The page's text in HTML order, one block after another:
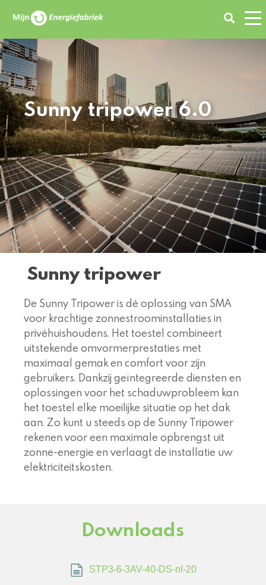
Sunny tripower 6.0
Sunny tripower
De Sunny Tripower is dé oplossing van SMA
voor krachtige zonnestroominstallaties in
privéhuishoudens. Het toestel combineert
uitstekende omvormerprestaties met
maximaal gemak en comfort voor zijn
gebruikers. Dankzij geïntegreerde diensten en
oplossingen voor het schaduwprobleem kan
het toestel elke moeilijke situatie op het dak
aan. Zo kunt u steeds op de Sunny Tripower
rekenen voor een maximale opbrengst uit
zonne-energie en verlaagt de installatie uw
elektriciteitskosten.
Downloads
STP3-6-3AV-40-DS-nl-20